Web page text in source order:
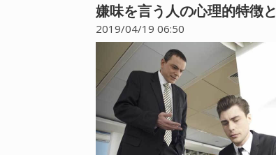
嫌味を言う人の心理的特徴
2019/04/19 06:50